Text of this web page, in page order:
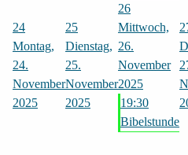
24
Montag,
24.
November
2025
25
Dienstag,
25.
November
2025
26
Mittwoch,
26.
November
2025
19:30
Bibelstunde